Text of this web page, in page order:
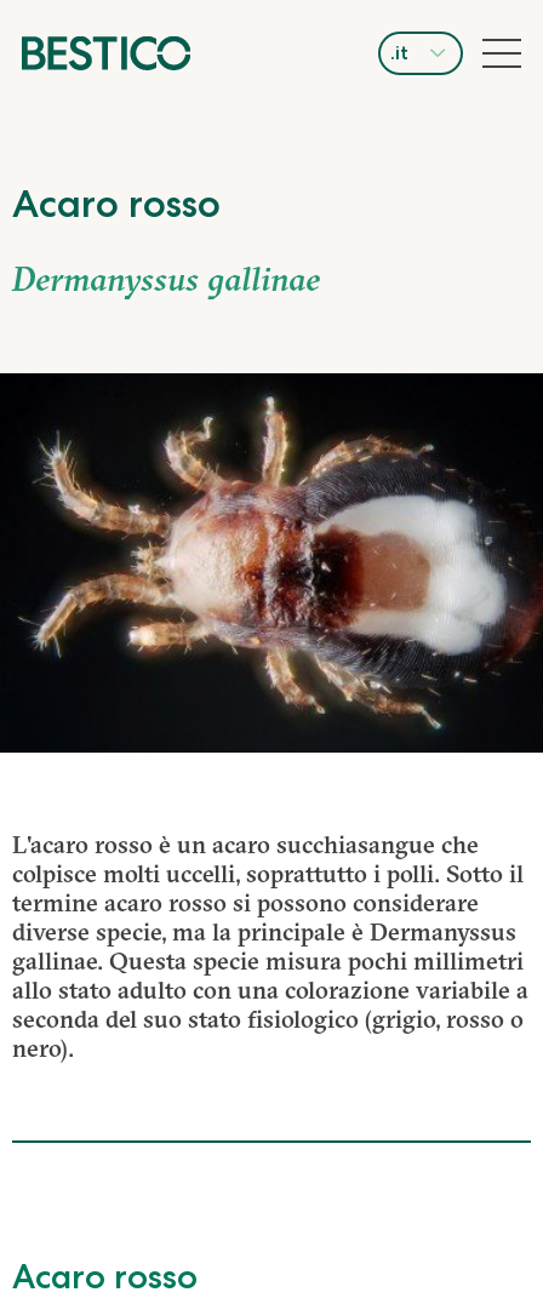
.it
Acaro rosso
Dermanyssus gallinae
L'acaro rosso è un acaro succhiasangue che
colpisce molti uccelli, soprattutto i polli. Sotto il
termine acaro rosso si possono considerare
diverse specie, ma la principale è Dermanyssus
gallinae. Questa specie misura pochi millimetri
allo stato adulto con una colorazione variabile a
seconda del suo stato fisiologico (grigio, rosso o
nero).
Acaro rosso